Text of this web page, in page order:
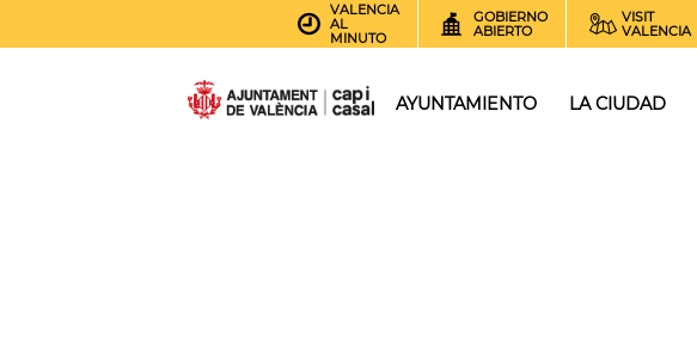
VALENCIA
AL
MINUTO
GOBIERNO
ABIERTO
VISIT
VALENCIA
AYUNTAMIENTO LA CIUDAD